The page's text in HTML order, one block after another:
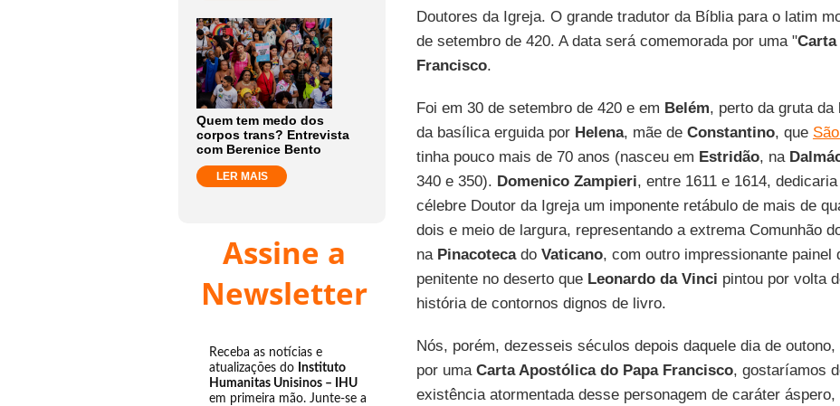
Quem tem medo dos
corpos trans? Entrevista
com Berenice Bento
LER MAIS
Assine a
Newsletter
Receba as notícias e
atualizações do Instituto
Humanitas Unisinos – IHU
em primeira mão. Junte-se a
Doutores da Igreja. O grande tradutor da Bíblia para o latim
de setembro de 420. A data será comemorada por uma "
Francisco.
Foi em 30 de setembro de 420 e em Belém, perto da gruta da
da basílica erguida por Helena, mãe de Constantino, que
tinha pouco mais de 70 anos (nasceu em Estridão, na
340 e 350). Domenico Zampieri, entre 1611 e 1614,
célebre Doutor da Igreja um imponente retábulo de mais de
dois e meio de largura, representando a extrema Comunhão
na Pinacotecado Vaticano, com outro impressionante painel
penitente no deserto que Leonardo da Vinci pintou por volta
história de contornos dignos de livro.
Nós, porém, dezesseis séculos depois daquele dia de
por uma Carta Apostólica do Papa Francisco, gostaríamos
existência atormentada desse personagem de caráter áspero,